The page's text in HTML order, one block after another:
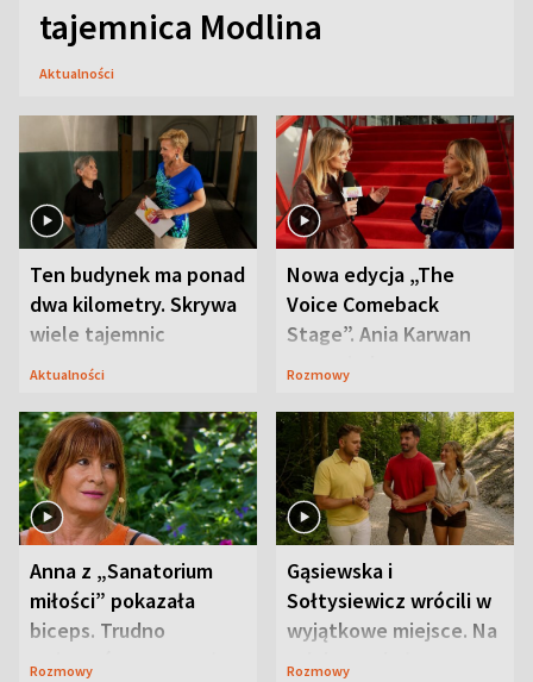
tajemnica Modlina
Aktualności
Ten budynek ma ponad
dwa kilometry. Skrywa
wiele tajemnic
Aktualności
Nowa edycja „The
Voice Comeback
Stage”. Ania Karwan
zapowiada
Rozmowy
Anna z „Sanatorium
miłości” pokazała
biceps. Trudno
uwierzyć, co przeszła
Rozmowy
Gąsiewska i
Sołtysiewicz wrócili w
wyjątkowe miejsce. Na
szlaku czekał
Rozmowy